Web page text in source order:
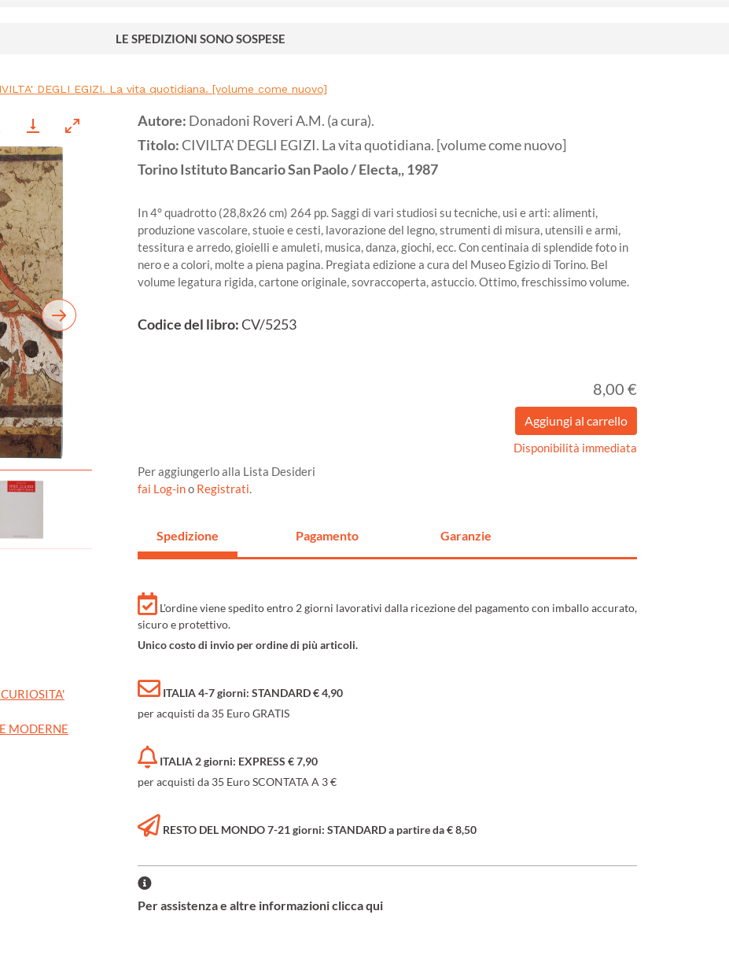
LE SPEDIZIONI SONO SOSPESE
DEGLI EGIZI. La vita quotidiana. [volume come nuovo]
MODERNE
Autore: Donadoni Roveri A.M. (a cura).
Titolo:CIVILTA' DEGLI EGIZI. La vita quotidiana. [volume come nuovo]
TorinoIstituto Bancario San Paolo / Electa,,1987
In 4° quadrotto (28,8x26 cm) 264 pp. Saggi di vari studiosi su tecniche, usi e arti: alimenti,
produzione vascolare, stuoie e cesti, lavorazione del legno, strumenti di misura, utensili e armi,
tessitura e arredo, gioielli e amuleti, musica, danza, giochi, ecc. Con centinaia di splendide foto in
nero e a colori, molte a piena pagina. Pregiata edizione a cura del Museo Egizio di Torino. Bel
volume legatura rigida, cartone originale, sovraccoperta, astuccio. Ottimo, freschissimo volume.
Codice del libro:CV/5253
8,00 €
Disponibilità immediata
Per aggiungerlo alla Lista Desideri
fai Log-ino Registrati.
Spedizione Pagamento Garanzie
L'ordine viene spedito entro 2 giorni lavorativi dalla ricezione del pagamento con imballo accurato,
sicuro e protettivo.
Unico costo di invio per ordine di più articoli.
ITALIA 4-7 giorni: STANDARD € 4,90
per acquisti da 35 Euro GRATIS
ITALIA 2 giorni: EXPRESS € 7,90
per acquisti da 35 Euro SCONTATA A 3 €
RESTO DEL MONDO 7-21 giorni: STANDARD a partire da € 8,50
Per assistenza e altre informazioni clicca qui